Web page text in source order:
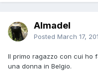
Almadel
Posted March 17,
Il primo ragazzo con cui ho
una donna in Belgio.